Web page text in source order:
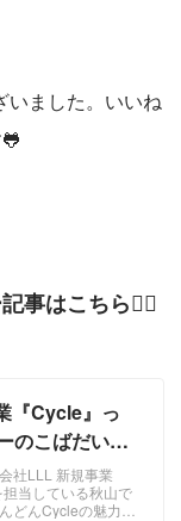
いました。いいね
事はこちら💁‍♀️
『Cycle』っ
のこばだいさ
を聞いてみた
社LLL 新規事業
担当している秋山で
どんCycleの魅力を